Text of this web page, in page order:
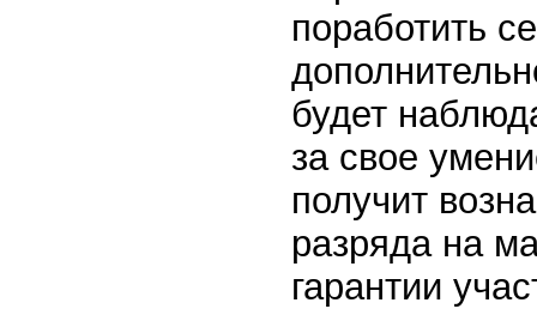
поработить
будет
за свое
получит
разряда на
гарантии